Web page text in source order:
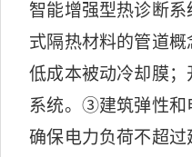
智能增强型热诊断
式隔热材料的管道
低成本被动冷却膜
系统。 ③建筑弹性和
确保电力负荷不超